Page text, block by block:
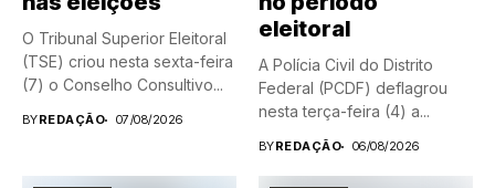
O Tribunal Superior Eleitoral
(TSE) criou nesta sexta-feira
(7) o Conselho Consultivo...
BYREDAÇÃO 07/08/2026
eleitoral
A Polícia Civil do Distrito
Federal (PCDF) deflagrou
nesta terça-feira (4) a...
BYREDAÇÃO 06/08/2026